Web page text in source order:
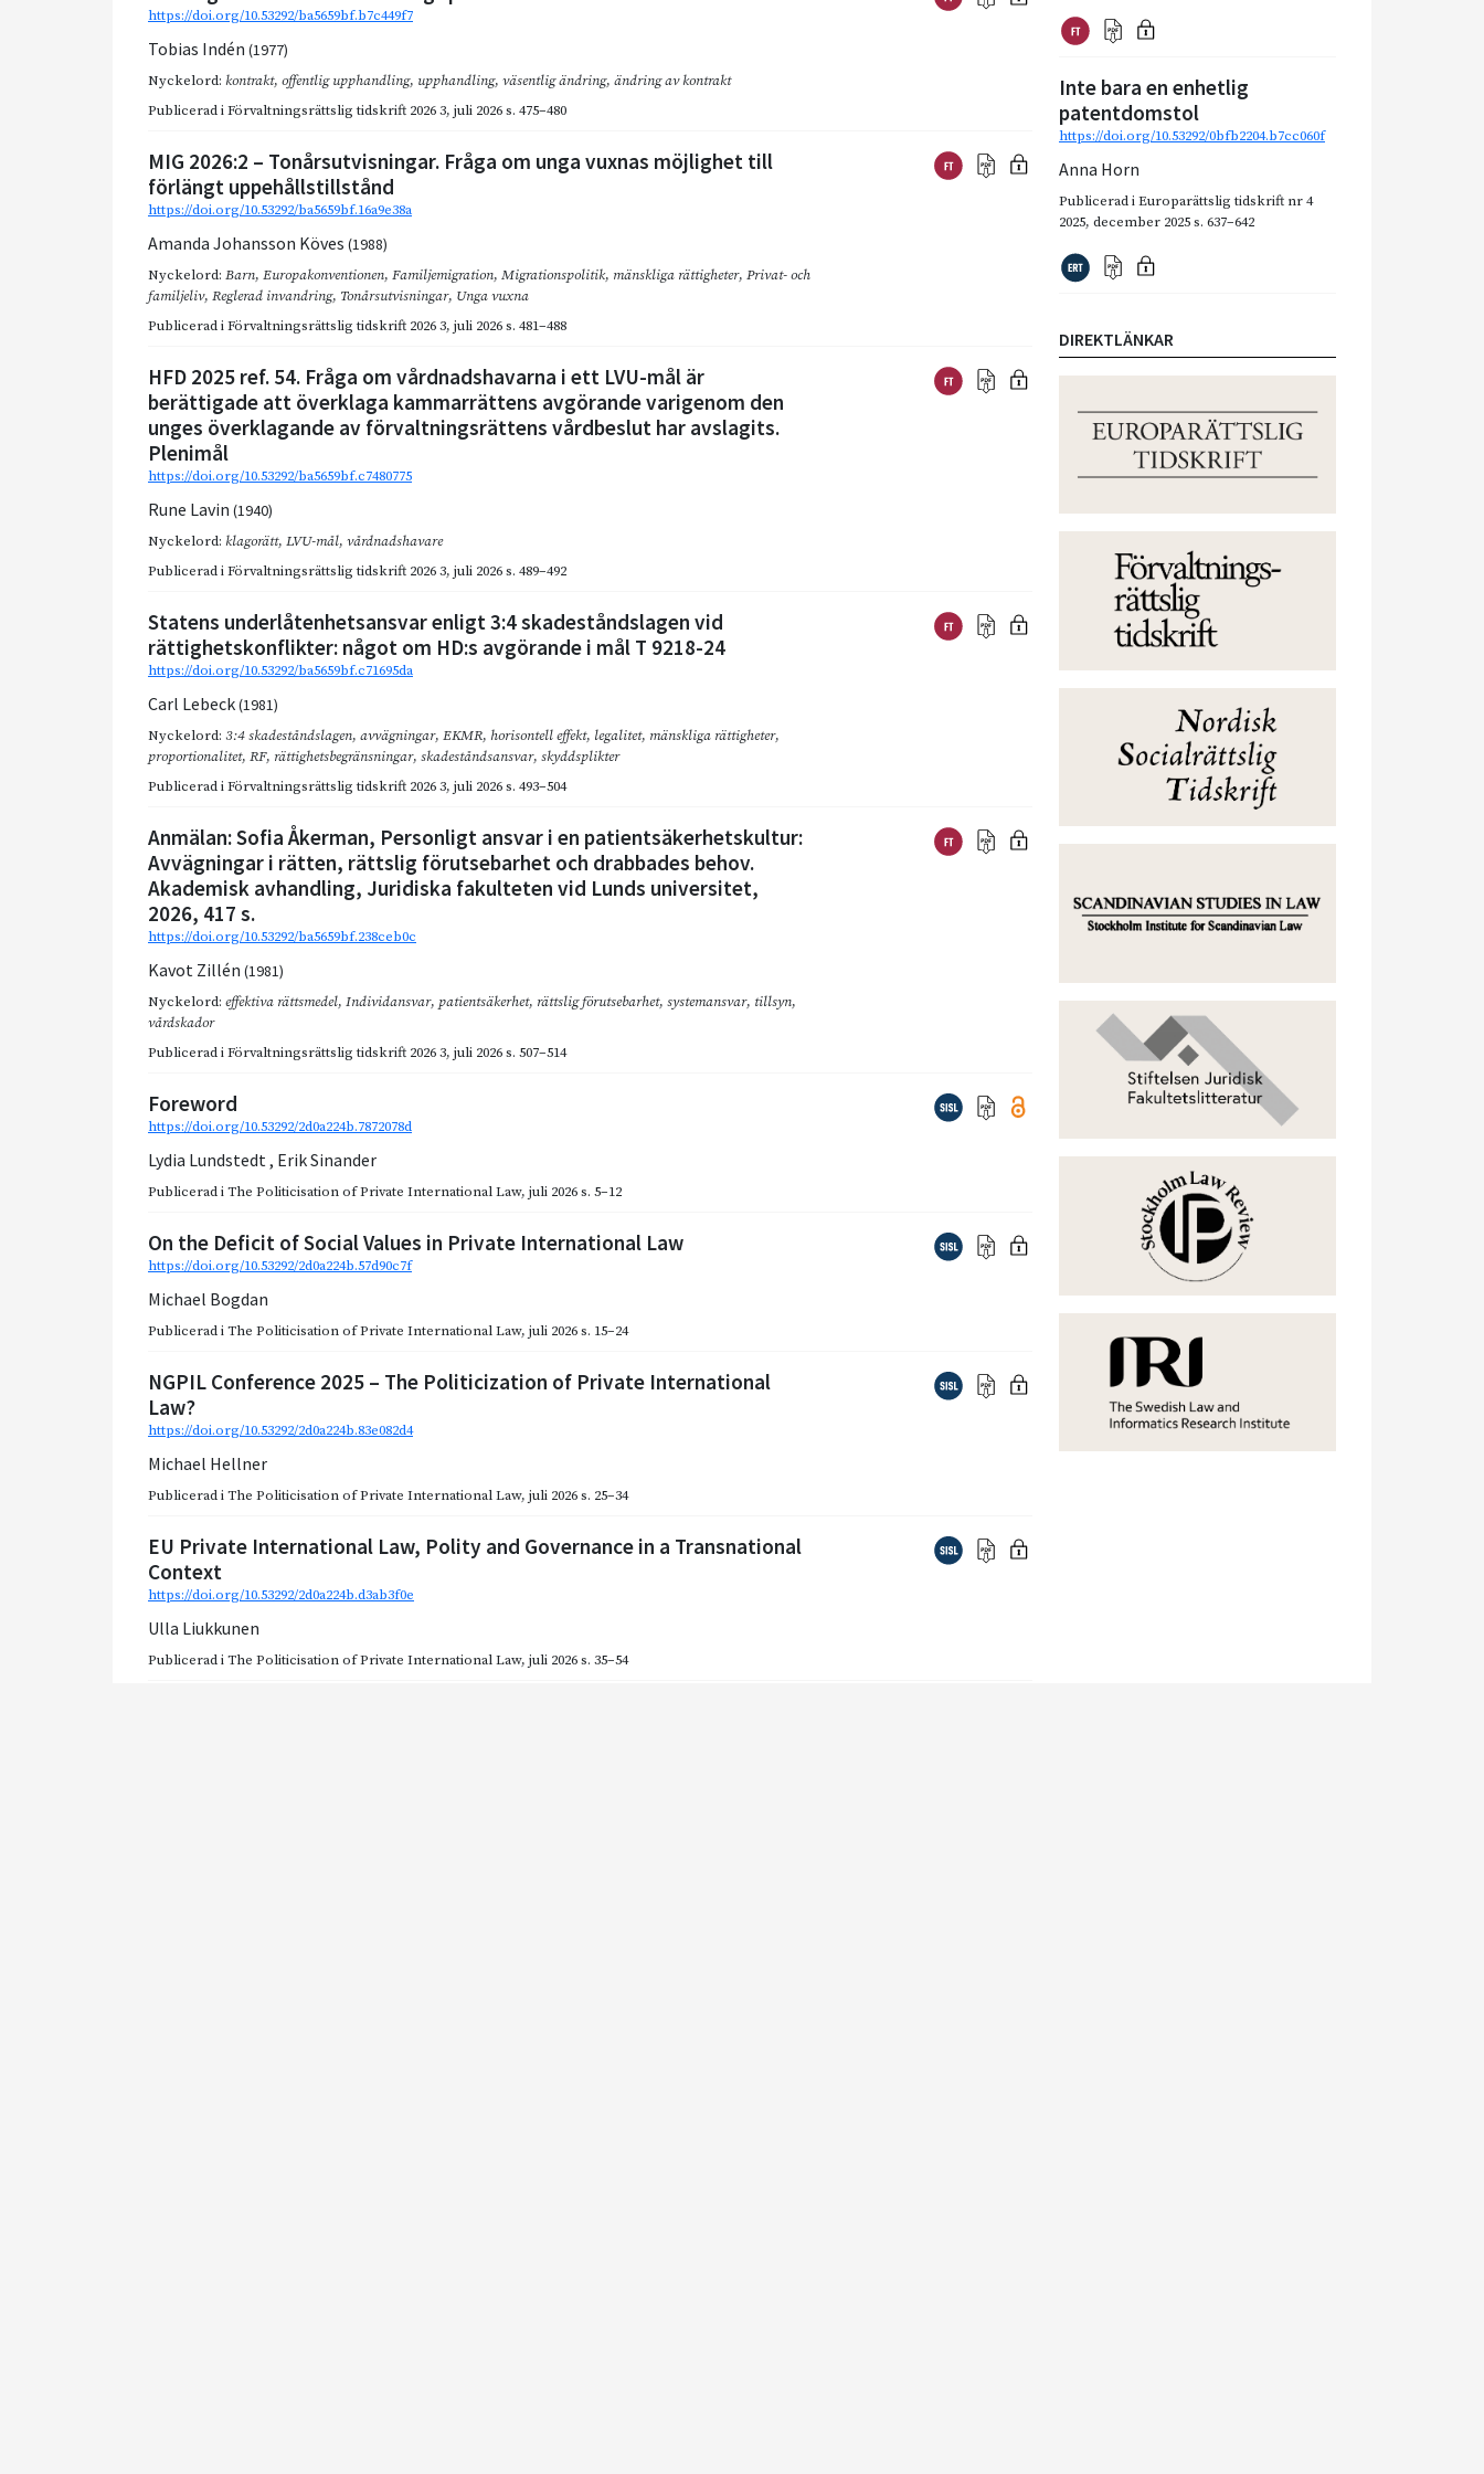
https://doi.org/10.53292/ba5659bf.b7c449f7
Tobias Indén (1977)
Nyckelord: kontrakt, offentlig upphandling, upphandling, väsentlig ändring, ändring av kontrakt
Publicerad iFörvaltningsrättslig tidskrift 2026 3, juli 2026s. 475–480
MIG 2026:2 – Tonårsutvisningar. Fråga om unga vuxnas möjlighet till
förlängt uppehållstillstånd
https://doi.org/10.53292/ba5659bf.16a9e38a
Amanda Johansson Köves (1988)
Nyckelord: Barn, Europakonventionen, Familjemigration, Migrationspolitik, mänskliga rättigheter, Privat- och
familjeliv, Reglerad invandring, Tonårsutvisningar, Unga vuxna
Publicerad iFörvaltningsrättslig tidskrift 2026 3, juli 2026s. 481–488
HFD 2025 ref. 54. Fråga om vårdnadshavarna i ett LVU-mål är
berättigade att överklaga kammarrättens avgörande varigenom den
unges överklagande av förvaltningsrättens vårdbeslut har avslagits.
Plenimål
https://doi.org/10.53292/ba5659bf.c7480775
Rune Lavin (1940)
Nyckelord: klagorätt, LVU-mål, vårdnadshavare
Publicerad iFörvaltningsrättslig tidskrift 2026 3, juli 2026s. 489–492
Statens underlåtenhetsansvar enligt 3:4 skadeståndslagen vid
rättighetskonflikter: något om HD:s avgörande i mål T 9218-24
https://doi.org/10.53292/ba5659bf.c71695da
Carl Lebeck(1981)
Nyckelord: 3:4 skadeståndslagen, avvägningar, EKMR, horisontell effekt, legalitet, mänskliga rättigheter,
proportionalitet, RF, rättighetsbegränsningar, skadeståndsansvar, skyddsplikter
Publicerad iFörvaltningsrättslig tidskrift 2026 3, juli 2026s. 493–504
Anmälan: Sofia Åkerman, Personligt ansvar i en patientsäkerhetskultur:
Avvägningar i rätten, rättslig förutsebarhet och drabbades behov.
Akademisk avhandling, Juridiska fakulteten vid Lunds universitet,
2026, 417 s.
https://doi.org/10.53292/ba5659bf.238ceb0c
Kavot Zillén (1981)
Nyckelord: effektiva rättsmedel, Individansvar, patientsäkerhet, rättslig förutsebarhet, systemansvar, tillsyn,
vårdskador
Publicerad iFörvaltningsrättslig tidskrift 2026 3, juli 2026s. 507–514
Foreword
https://doi.org/10.53292/2d0a224b.7872078d
Lydia Lundstedt , Erik Sinander
Publicerad iThe Politicisation of Private International Law, juli 2026s. 5–12
On the Deficit of Social Values in Private International Law
https://doi.org/10.53292/2d0a224b.57d90c7f
Michael Bogdan
Publicerad iThe Politicisation of Private International Law, juli 2026s. 15–24
NGPIL Conference 2025 – The Politicization of Private International
Law?
https://doi.org/10.53292/2d0a224b.83e082d4
Michael Hellner
Publicerad iThe Politicisation of Private International Law, juli 2026s. 25–34
EU Private International Law, Polity and Governance in a Transnational
Context
https://doi.org/10.53292/2d0a224b.d3ab3f0e
Ulla Liukkunen
Publicerad iThe Politicisation of Private International Law, juli 2026s. 35–54
Inte bara en enhetlig
patentdomstol
https://doi.org/10.53292/0bfb2204.b7cc060f
Anna Horn
Publicerad iEuroparättslig tidskrift nr 4
2025, december 2025s. 637–642
DIREKTLÄNKAR